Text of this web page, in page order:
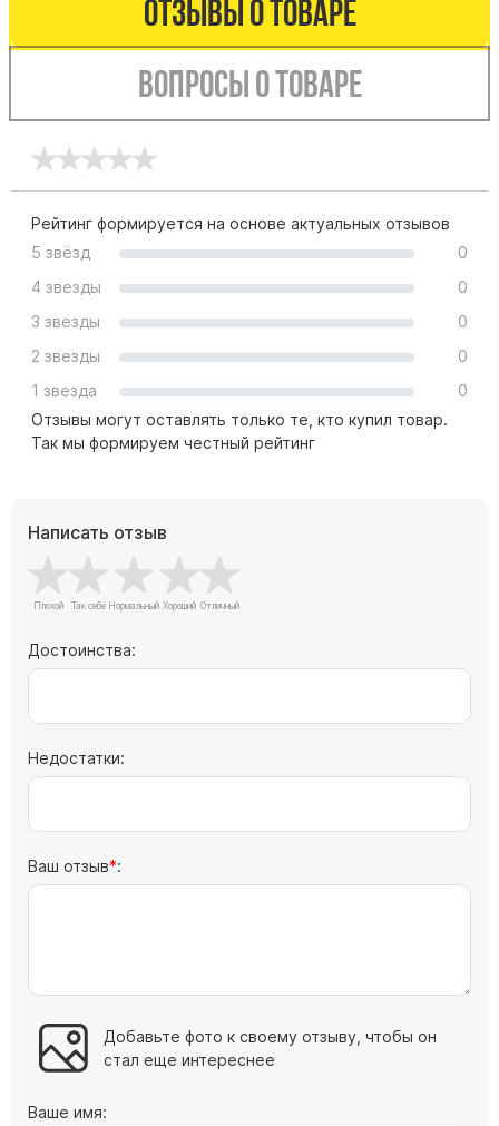
Буквы из латуни
Ограды из гранита
Ограды из чугуна
Столбы для ограды чугун
Ограды металл
Столы и лавки
Тротуарная плитка
Вазы полимерные
Подсвечники
Венки
Вазы из гранита
Скульптуры в полный рост
Кресты
Отзывы о товаре
Вопросы о товаре
Рейтинг формируется на основе актуальных отзывов
5 звёзд
0
4 звезды
0
3 звезды
0
2 звезды
0
1 звезда
0
Отзывы могут оставлять только те, кто купил товар.
Так мы формируем честный рейтинг
Написать отзыв
Достоинства:
Недостатки:
Ваш отзыв :
Добавьте фото к своему отзыву, чтобы он
стал еще интереснее
Ваше имя: